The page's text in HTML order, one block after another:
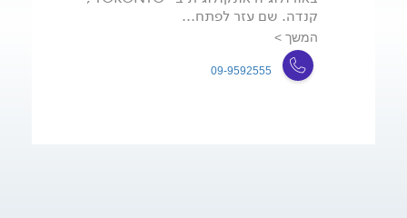
קנדה. שם עזר לפתח...
המשך >
09-9592555